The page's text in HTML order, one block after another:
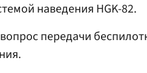
наведения HGK-82.
передачи